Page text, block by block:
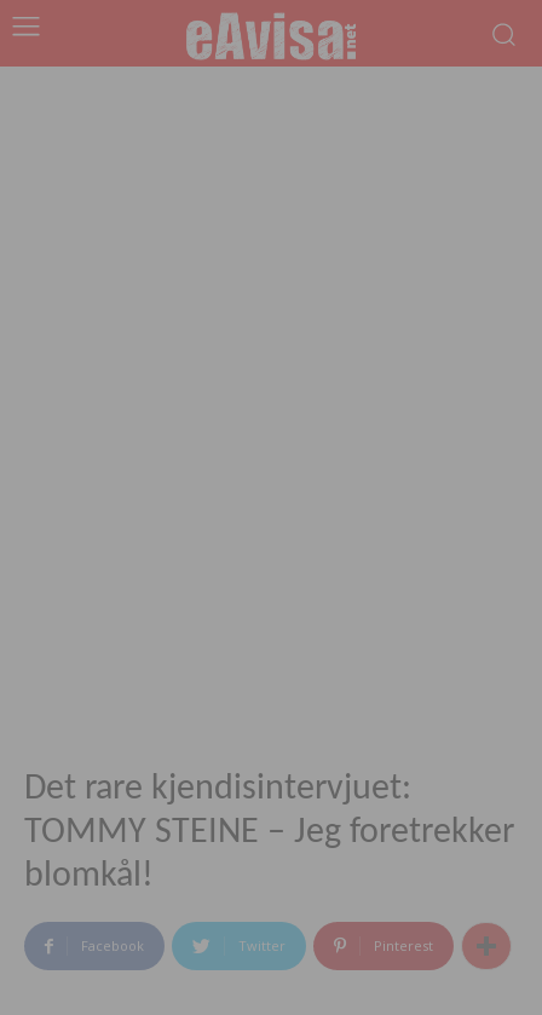
Det rare kjendisintervjuet:
TOMMY STEINE – Jeg foretrekker
blomkål!
Facebook Twitter Pinterest